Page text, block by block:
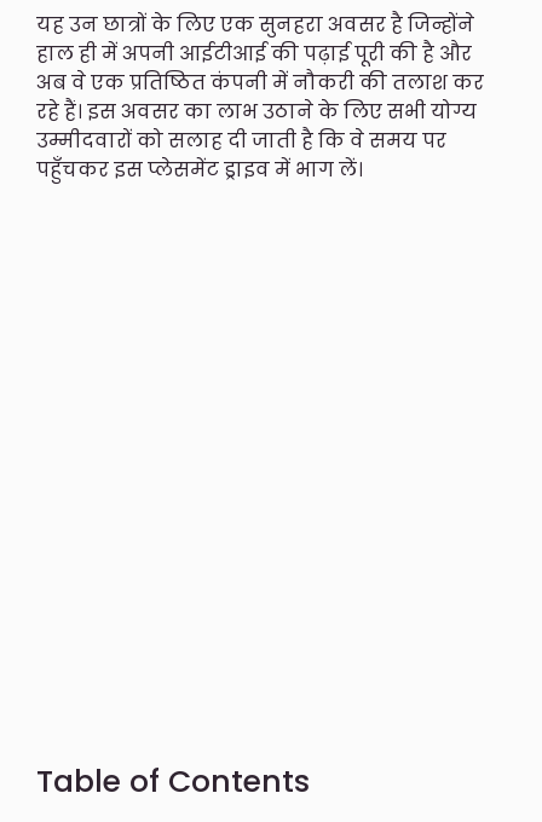
यह उन छात्रों के लिए एक सुनहरा अवसर है जिन्होंने
हाल ही में अपनी आईटीआई की पढ़ाई पूरी की है और
अब वे एक प्रतिष्ठित कंपनी में नौकरी की तलाश कर
रहे हैं। इस अवसर का लाभ उठाने के लिए सभी योग्य
उम्मीदवारों को सलाह दी जाती है कि वे समय पर
पहुँचकर इस प्लेसमेंट ड्राइव में भाग लें।
Table of Contents